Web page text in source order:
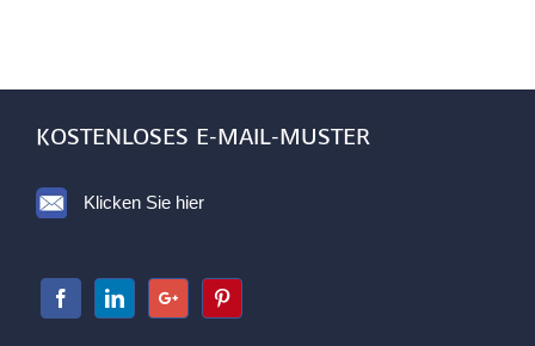
KOSTENLOSES E-MAIL-MUSTER
Klicken Sie hier